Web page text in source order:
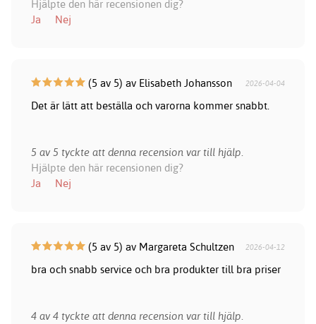
Hjälpte den här recensionen dig?
Ja
Nej
(5 av 5) av Elisabeth Johansson 2026-04-04
Det är lätt att beställa och varorna kommer snabbt.
5 av 5 tyckte att denna recension var till hjälp.
Hjälpte den här recensionen dig?
Ja
Nej
(5 av 5) av Margareta Schultzen 2026-04-12
bra och snabb service och bra produkter till bra priser
4 av 4 tyckte att denna recension var till hjälp.